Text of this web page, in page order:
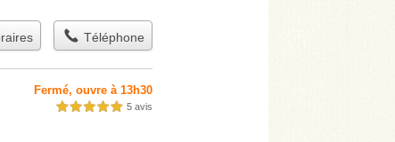
Téléphone
Fermé, ouvre à 13h30
5,0 étoiles sur 5 5 avis